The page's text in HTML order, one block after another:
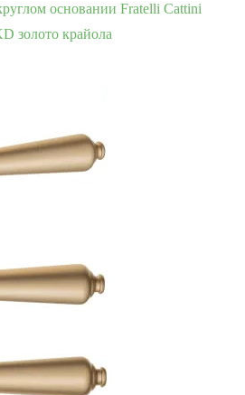
основании Fratelli Cattini
золото крайола